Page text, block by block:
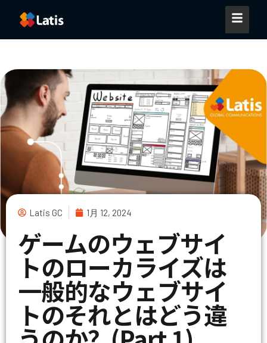
Latis GC 1月 12, 2024
ゲームのウェブサイ
トのローカライズは
一般的なウェブサイ
トのそれとはどう違